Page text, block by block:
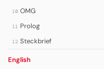
10 OMG
11 Prolog
12 Steckbrief
English